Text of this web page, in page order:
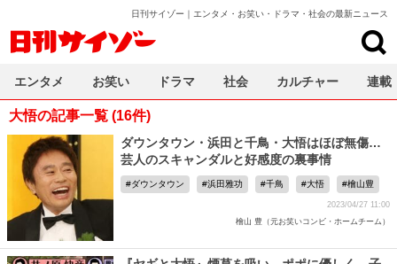
日刊サイゾー｜エンタメ・お笑い・ドラマ・社会の最新ニュース
大悟の記事一覧 (16件)
ダウンタウン・浜田と千鳥・大悟はほぼ無傷…
芸人のスキャンダルと好感度の裏事情
ダウンタウン 浜田雅功 千鳥 大悟 檜山豊
2023/04/27 11:00
檜山 豊（元お笑いコンビ・ホームチーム）
エンタメ お笑い ドラマ 社会 カルチャー 連載